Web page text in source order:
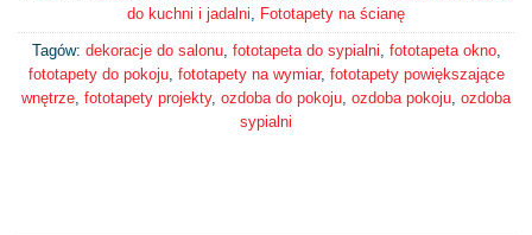
do kuchni i jadalni
Fototapety na ścianę
Tagów: dekoracje do salonu, fototapeta do sypialni fototapeta okno,
fototapety do pokoju, fototapety na wymiar, fototapety powiększające
wnętrze fototapety projekty, ozdoba do pokoju ozdoba pokoju ozdoba
sypialni